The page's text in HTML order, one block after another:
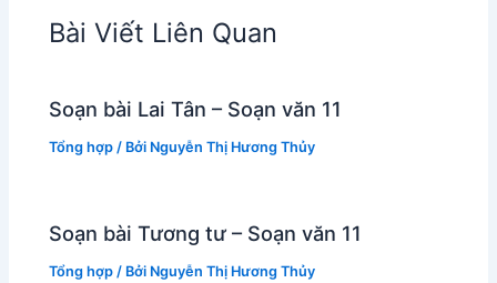
Bài Viết Liên Quan
Soạn bài Lai Tân – Soạn văn 11
Tổng hợp / Bởi Nguyễn Thị Hương Thủy
Soạn bài Tương tư – Soạn văn 11
Tổng hợp / Bởi Nguyễn Thị Hương Thủy